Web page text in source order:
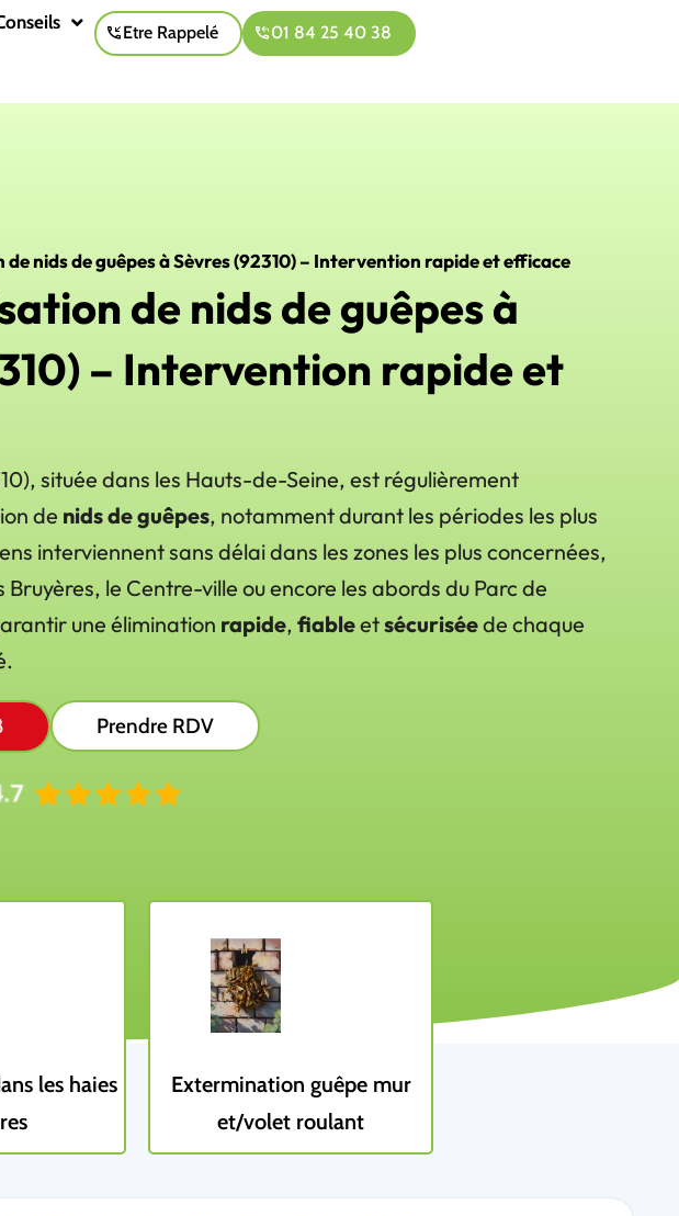
Etre Rappelé 01 84 25 40 38
nids de guêpes à Sèvres (92310) – Intervention rapide et efficace
de nids de guêpes à
– Intervention rapide et
située dans les Hauts-de-Seine, est régulièrement
de nids de guêpes, notamment durant les périodes les plus
interviennent sans délai dans les zones les plus concernées,
le Centre-ville ou encore les abords du Parc de
une élimination rapide,fiableetsécuriséede chaque
Prendre RDV
les haies
Extermination guêpe mur
et/volet roulant